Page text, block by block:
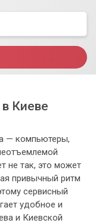
Киеве
— компьютеры,
не так, это может
привычный ритм
сервисный
удобное и
и Киевской